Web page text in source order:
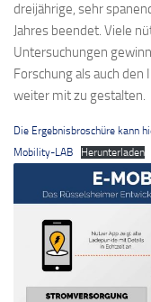
dreijährige, sehr
Jahres beendet. Viele
Untersuchungen
Forschung als auch
weiter mit zu gestalten.
Die Ergebnisbroschüre kann
Mobility-LAB
Herunterladen